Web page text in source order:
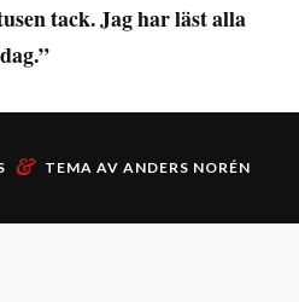
tack. Jag har läst alla
& TEMA AV ANDERS NORÉN